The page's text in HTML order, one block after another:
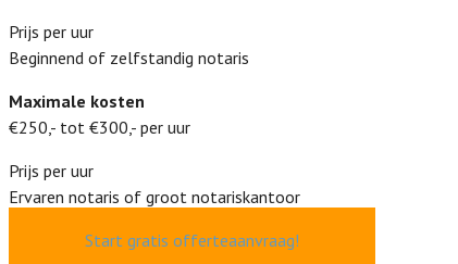
Prijs per uur
Beginnend of zelfstandig notaris
Maximale kosten
€250,- tot €300,- per uur
Prijs per uur
Ervaren notaris of groot notariskantoor
Start gratis offerteaanvraag!